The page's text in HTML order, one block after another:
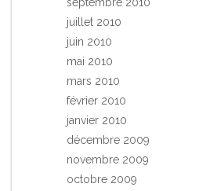
juillet 2010
juin 2010
mai 2010
mars 2010
février 2010
janvier 2010
décembre 2009
novembre 2009
octobre 2009